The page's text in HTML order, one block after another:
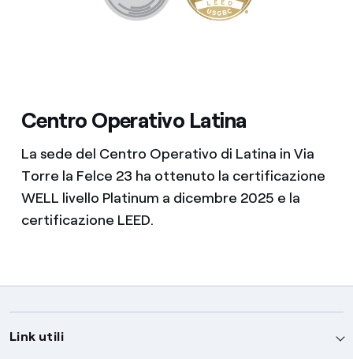
Centro Operativo Latina
La sede del Centro Operativo di Latina in Via
Torre la Felce 23 ha ottenuto la certificazione
WELL livello Platinum a dicembre 2025 e la
certificazione LEED.
Link utili